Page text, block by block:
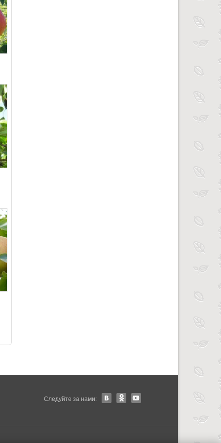
Следуйте за нами: